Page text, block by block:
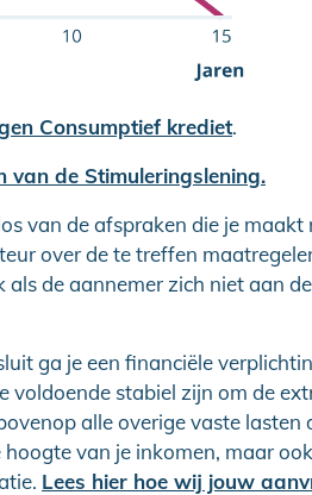
Consumptief krediet.
de Stimuleringslening.
van de afspraken die je maakt
over de te treffen
de aannemer zich niet aan
ga je een financiële
voldoende stabiel zijn om de
alle overige vaste lasten
van je inkomen, maar
Lees hier hoe wij jouw